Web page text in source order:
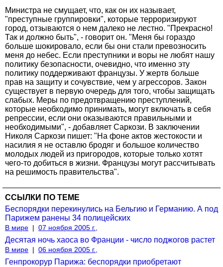
Министра не смущает, что, как он их называет,
"преступные группировки", которые терроризируют
город, отзываются о нем далеко не лестно. "Прекрасно!
Так и должно быть", - говорит он. "Меня бы гораздо
больше шокировало, если бы они стали превозносить
меня до небес. Если преступники и воры не любят нашу
политику безопасности, очевидно, что именно эту
политику поддерживают французы. У жертв больше
прав на защиту и сочувствие, чем у агрессоров. Закон
существует в первую очередь для того, чтобы защищать
слабых. Меры по предотвращению преступлений,
которые необходимо принимать, могут включать в себя
репрессии, если они оказываются правильными и
необходимыми", - добавляет Саркози. В заключении
Николя Саркози пишет: "На фоне актов жестокости и
насилия я не оставлю бродяг и большое количество
молодых людей из пригородов, которые только хотят
чего-то добиться в жизни. Французы могут рассчитывать
на решимость правительства".
ССЫЛКИ ПО ТЕМЕ
Беспорядки перекинулись на Бельгию и Германию. А под
Парижем ранены 34 полицейских
В мире | 07 ноября 2005 г.,
Десятая ночь хаоса во Франции - число поджогов растет
В мире | 06 ноября 2005 г.,
Генпрокорур Парижа: беспорядки приобретают